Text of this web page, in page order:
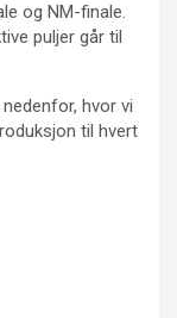
og NM-finale.
puljer går til
hvor vi
til hvert